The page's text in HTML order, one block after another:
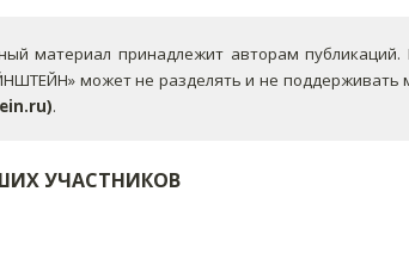
материал принадлежит авторам
может не разделять и не поддерживать
.
УЧАСТНИКОВ